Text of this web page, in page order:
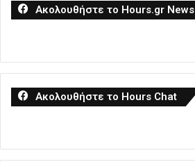
Ακολουθήστε το Hours.gr News
Ακολουθήστε το Hours Chat